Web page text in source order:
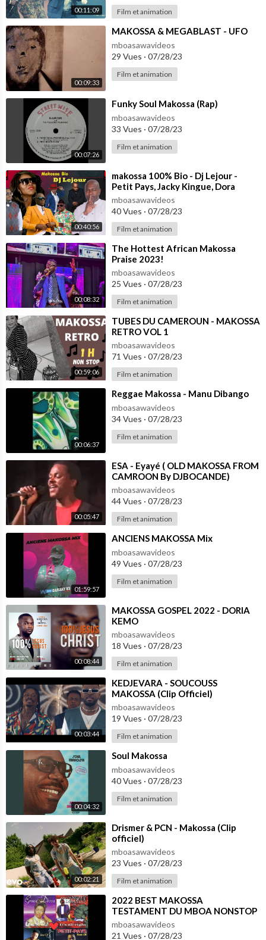
00:11:09 Film et animation
00:09:33
⁣MAKOSSA & MEGABLAST - UFO
mboasawavideos
29 Vues · 07/28/23
Film et animation
00:07:26
⁣Funky Soul Makossa (Rap)
mboasawavideos
33 Vues · 07/28/23
Film et animation
00:40:56
⁣makossa 100% Bio - Dj Lejour -
Petit Pays, Jacky Kingue, Dora
Decca, Longue Longue, Sergeo Polo
etc.
mboasawavideos
40 Vues · 07/28/23
Film et animation
00:08:32
⁣The Hottest African Makossa
Praise 2023!
mboasawavideos
25 Vues · 07/28/23
Film et animation
00:59:06
⁣TUBES DU CAMEROUN - MAKOSSA
RETRO VOL 1
mboasawavideos
71 Vues · 07/28/23
Film et animation
00:06:37
⁣Reggae Makossa - Manu Dibango
mboasawavideos
34 Vues · 07/28/23
Film et animation
00:05:47
⁣ESA - Eyayé ( OLD MAKOSSA FROM
CAMROON By DJBOCANDE)
mboasawavideos
44 Vues · 07/28/23
Film et animation
01:59:57
⁣ANCIENS MAKOSSA Mix
mboasawavideos
49 Vues · 07/28/23
Film et animation
00:08:44
⁣MAKOSSA GOSPEL 2022 - DORIA
KEMO
mboasawavideos
18 Vues · 07/28/23
Film et animation
00:03:44
⁣KEDJEVARA - SOUCOUSS
MAKOSSA (Clip Officiel)
mboasawavideos
19 Vues · 07/28/23
Film et animation
00:04:32
⁣Soul Makossa
mboasawavideos
40 Vues · 07/28/23
Film et animation
00:02:21
⁣Drismer & PCN - Makossa (Clip
officiel)
mboasawavideos
23 Vues · 07/28/23
Film et animation
⁣2022 BEST MAKOSSA
TESTAMENT DU MBOA NONSTOP
VOL-2#237showbiz #cameroun
#africa #makossa #237 #enjoy
mboasawavideos
21 Vues · 07/28/23